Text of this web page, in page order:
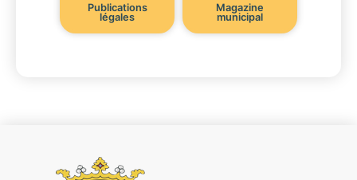
Publications
légales
Magazine
municipal